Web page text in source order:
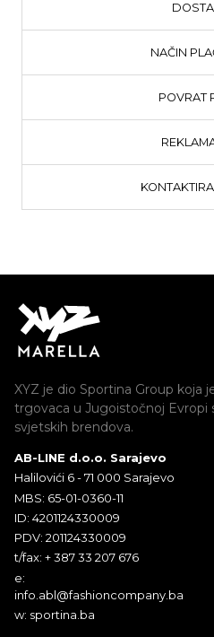
NAČIN
POVRAT
XYZ je dio Sportina Group koja
trgovaca u Jugoistočnoj Evropi
svjetskih brendova.
AB-LINE d.o.o. Sarajevo
Halilovići 6 - 71 000 Sarajevo
MBS: 65-01-0360-11
ID: 4201124330009
PDV: 201124330009
t/fax: + 387 33 207 676
e:
info.abl@fashioncompany.ba
w: sportina.ba